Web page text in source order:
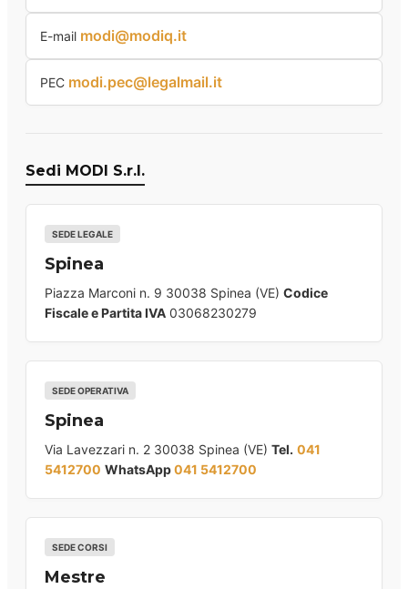
E-mail modi@modiq.it
PEC modi.pec@legalmail.it
Sedi MODI S.r.l.
SEDE LEGALE
Spinea
Piazza Marconi n. 9 30038 Spinea (VE) Codice
Fiscale e Partita IVA 03068230279
SEDE OPERATIVA
Spinea
Via Lavezzari n. 2 30038 Spinea (VE) Tel. 041
5412700 WhatsApp041 5412700
SEDE CORSI
Mestre